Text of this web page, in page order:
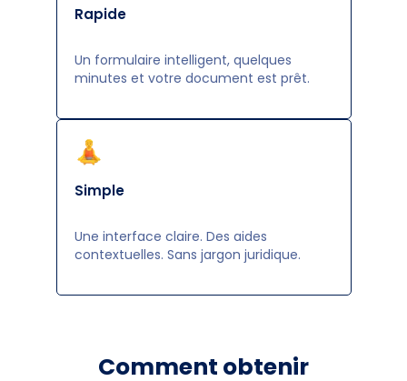
Rapide
Un formulaire intelligent, quelques
minutes et votre document est prêt.
Simple
Une interface claire. Des aides
contextuelles. Sans jargon juridique.
Comment obtenir